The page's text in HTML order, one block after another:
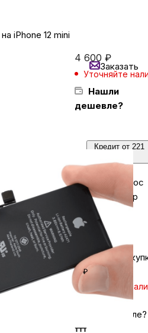
Сумки и чемоданы
Для дома и дачи
LEGO
домашних питомцев
iPhone 12 mini
4 600 ₽
Уточняйте
Нашли
дешевле?
Заказать
Кредит от 221
Задайте вопрос
в мессенджер
Кешбэк за
₽
Уточняйте
Нашли дешевле?